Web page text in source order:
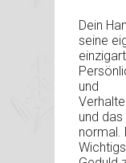
Dein
seine
und
und
normal.